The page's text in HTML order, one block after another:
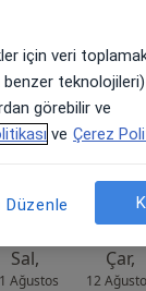
kapalı
Sal,
Ağustos
Çar,
12
için veri
benzer
görebilir ve
ve Çerez
Düzenle